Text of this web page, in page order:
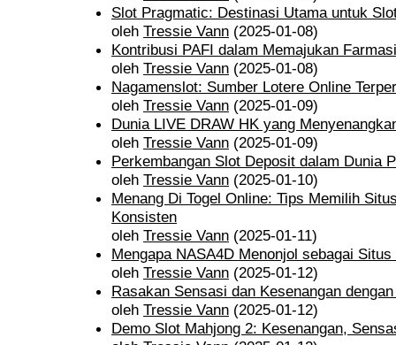
Slot Pragmatic: Destinasi Utama untuk
oleh Tressie Vann (2025-01-08)
Kontribusi PAFI dalam Memajukan
oleh Tressie Vann (2025-01-08)
Nagamenslot: Sumber Lotere Online
oleh Tressie Vann (2025-01-09)
Dunia LIVE DRAW HK yang
oleh Tressie Vann (2025-01-09)
Perkembangan Slot Deposit dalam Dunia
oleh Tressie Vann (2025-01-10)
Menang Di Togel Online: Tips Memilih
Konsisten
oleh Tressie Vann (2025-01-11)
Mengapa NASA4D Menonjol sebagai Situs
oleh Tressie Vann (2025-01-12)
Rasakan Sensasi dan Kesenangan
oleh Tressie Vann (2025-01-12)
Demo Slot Mahjong 2: Kesenangan,